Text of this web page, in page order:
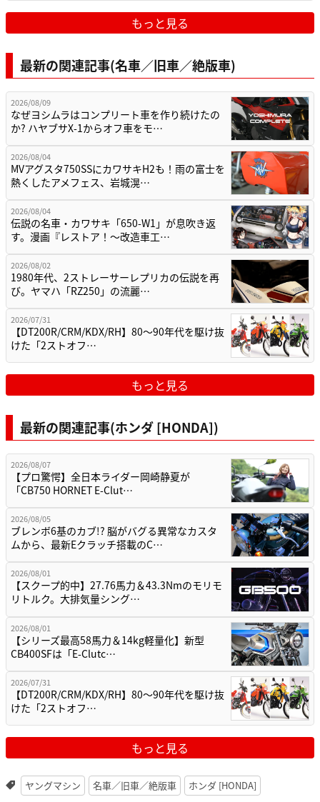
もっと見る
最新の関連記事(名車／旧車／絶版車)
2026/08/09
なぜヨシムラはコンプリート車を作り続けたの
か? ハヤブサX-1からオフ車をモ…
2026/08/04
MVアグスタ750SSにカワサキH2も！雨の富士を
熱くしたアメフェス、岩城滉…
2026/08/04
伝説の名車・カワサキ「650-W1」が息吹き返
す。漫画『レストア！～改造車工…
2026/08/02
1980年代、2ストレーサーレプリカの伝説を再
び。ヤマハ「RZ250」の流麗…
2026/07/31
【DT200R/CRM/KDX/RH】80〜90年代を駆け抜
けた「2ストオフ…
もっと見る
最新の関連記事(ホンダ [HONDA])
2026/08/07
【プロ驚愕】全日本ライダー岡崎静夏が
「CB750 HORNET E-Clut…
2026/08/05
ブレンボ6基のカブ!? 脳がバグる異常なカスタ
ムから、最新Eクラッチ搭載のC…
2026/08/01
【スクープ的中】27.76馬力＆43.3Nmのモリモ
リトルク。大排気量シング…
2026/08/01
【シリーズ最高58馬力＆14kg軽量化】新型
CB400SFは「E-Clutc…
2026/07/31
【DT200R/CRM/KDX/RH】80〜90年代を駆け抜
けた「2ストオフ…
もっと見る
ヤングマシン 名車／旧車／絶版車 ホンダ [HONDA]